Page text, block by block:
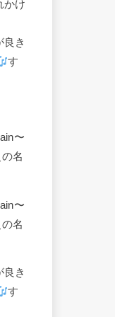
かけ
良き
す
〜
名
〜
名
良き
す